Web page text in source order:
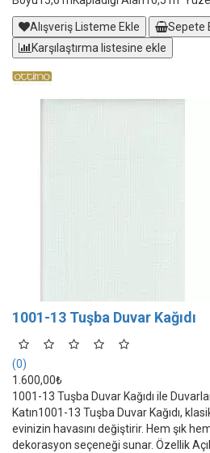
Alışveriş Listeme Ekle
Sepete
Karşılaştırma listesine ekle
1001-13 Tuşba Duvar Kağıdı
(0)
1.600,00₺
1001-13 Tuşba Duvar Kağıdı ile
Katın1001-13 Tuşba Duvar Kağıdı,
evinizin havasını değiştirir. Hem şık
dekorasyon seçeneği sunar. Özellik